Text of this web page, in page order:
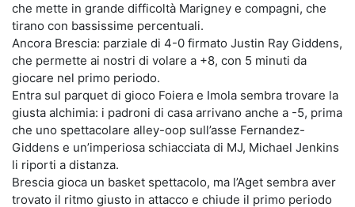
che mette in grande difficoltà Marigney e compagni, che
tirano con bassissime percentuali.
Ancora Brescia: parziale di 4-0 firmato Justin Ray Giddens,
che permette ai nostri di volare a +8, con 5 minuti da
giocare nel primo periodo.
Entra sul parquet di gioco Foiera e Imola sembra trovare la
giusta alchimia: i padroni di casa arrivano anche a -5, prima
che uno spettacolare alley-oop sull’asse Fernandez-
Giddens e un’imperiosa schiacciata di MJ, Michael Jenkins
li riporti a distanza.
Brescia gioca un basket spettacolo, ma l’Aget sembra aver
trovato il ritmo giusto in attacco e chiude il primo periodo